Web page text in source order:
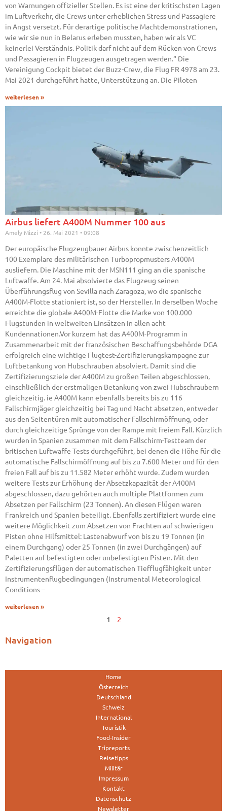
von Warnungen offizieller Stellen. Es ist eine der kritischsten Lagen
im Luftverkehr, die Crews unter erheblichen Stress und Passagiere
in Angst versetzt. Für derartige politische Machtdemonstrationen,
wie wir sie nun in Belarus erleben mussten, haben wir als VC
keinerlei Verständnis. Politik darf nicht auf dem Rücken von Crews
und Passagieren in Flugzeugen ausgetragen werden.“ Die
Vereinigung Cockpit bietet der Buzz-Crew, die Flug FR 4978 am 23.
Mai 2021 durchgeführt hatte, Unterstützung an. Die Piloten
weiterlesen »
Airbus liefert A400M Nummer 100 aus
Amely Mizzi 26. Mai 2021 09:08
Der europäische Flugzeugbauer Airbus konnte zwischenzeitlich
100 Exemplare des militärischen Turbopropmusters A400M
ausliefern. Die Maschine mit der MSN111 ging an die spanische
Luftwaffe. Am 24. Mai absolvierte das Flugzeug seinen
Überführungsflug von Sevilla nach Zaragoza, wo die spanische
A400M-Flotte stationiert ist, so der Hersteller. In derselben Woche
erreichte die globale A400M-Flotte die Marke von 100.000
Flugstunden in weltweiten Einsätzen in allen acht
Kundennationen.Vor kurzem hat das A400M-Programm in
Zusammenarbeit mit der französischen Beschaffungsbehörde DGA
erfolgreich eine wichtige Flugtest-Zertifizierungskampagne zur
Luftbetankung von Hubschrauben absolviert. Damit sind die
Zertifizierungsziele der A400M zu großen Teilen abgeschlossen,
einschließlich der erstmaligen Betankung von zwei Hubschraubern
gleichzeitig. ie A400M kann ebenfalls bereits bis zu 116
Fallschirmjäger gleichzeitig bei Tag und Nacht absetzen, entweder
aus den Seitentüren mit automatischer Fallschirmöffnung, oder
durch gleichzeitige Sprünge von der Rampe mit freiem Fall. Kürzlich
wurden in Spanien zusammen mit dem Fallschirm-Testteam der
britischen Luftwaffe Tests durchgeführt, bei denen die Höhe für die
automatische Fallschirmöffnung auf bis zu 7.600 Meter und für den
freien Fall auf bis zu 11.582 Meter erhöht wurde. Zudem wurden
weitere Tests zur Erhöhung der Absetzkapazität der A400M
abgeschlossen, dazu gehörten auch multiple Plattformen zum
Absetzen per Fallschirm (23 Tonnen). An diesen Flügen waren
Frankreich und Spanien beteiligt. Ebenfalls zertifiziert wurde eine
weitere Möglichkeit zum Absetzen von Frachten auf schwierigen
Pisten ohne Hilfsmittel: Lastenabwurf von bis zu 19 Tonnen (in
einem Durchgang) oder 25 Tonnen (in zwei Durchgängen) auf
Paletten auf befestigten oder unbefestigten Pisten. Mit den
Zertifizierungsflügen der automatischen Tiefflugfähigkeit unter
Instrumentenflugbedingungen (Instrumental Meteorological
Conditions –
weiterlesen »
1 2
Navigation
Home
Österreich
Deutschland
Schweiz
International
Touristik
Food-Insider
Tripreports
Reisetipps
Militär
Impressum
Kontakt
Datenschutz
Newsletter